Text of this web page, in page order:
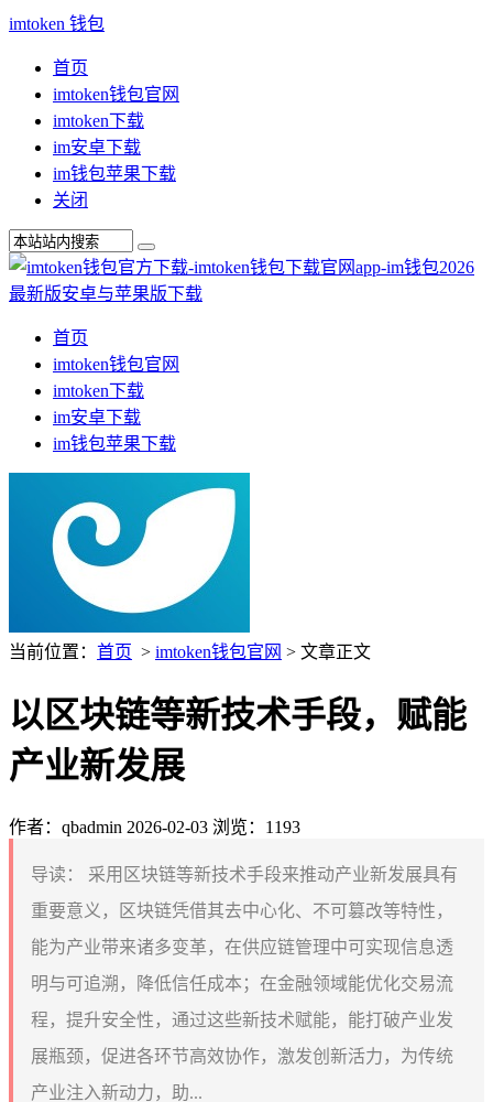
imtoken 钱包
首页
imtoken钱包官网
imtoken下载
im安卓下载
im钱包苹果下载
关闭
首页
imtoken钱包官网
imtoken下载
im安卓下载
im钱包苹果下载
当前位置： 首页 > imtoken钱包官网 > 文章正文
以区块链等新技术手段，赋能
产业新发展
作者：qbadmin 2026-02-03 浏览：1193
导读：
采用区块链等新技术手段来推动产业新发展具有
重要意义，区块链凭借其去中心化、不可篡改等特性，
能为产业带来诸多变革，在供应链管理中可实现信息透
明与可追溯，降低信任成本；在金融领域能优化交易流
程，提升安全性，通过这些新技术赋能，能打破产业发
展瓶颈，促进各环节高效协作，激发创新活力，为传统
产业注入新动力，助...